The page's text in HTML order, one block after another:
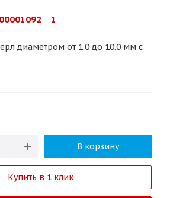
1
диаметром от 1.0 до 10.0 мм с
В корзину
Купить в 1 клик